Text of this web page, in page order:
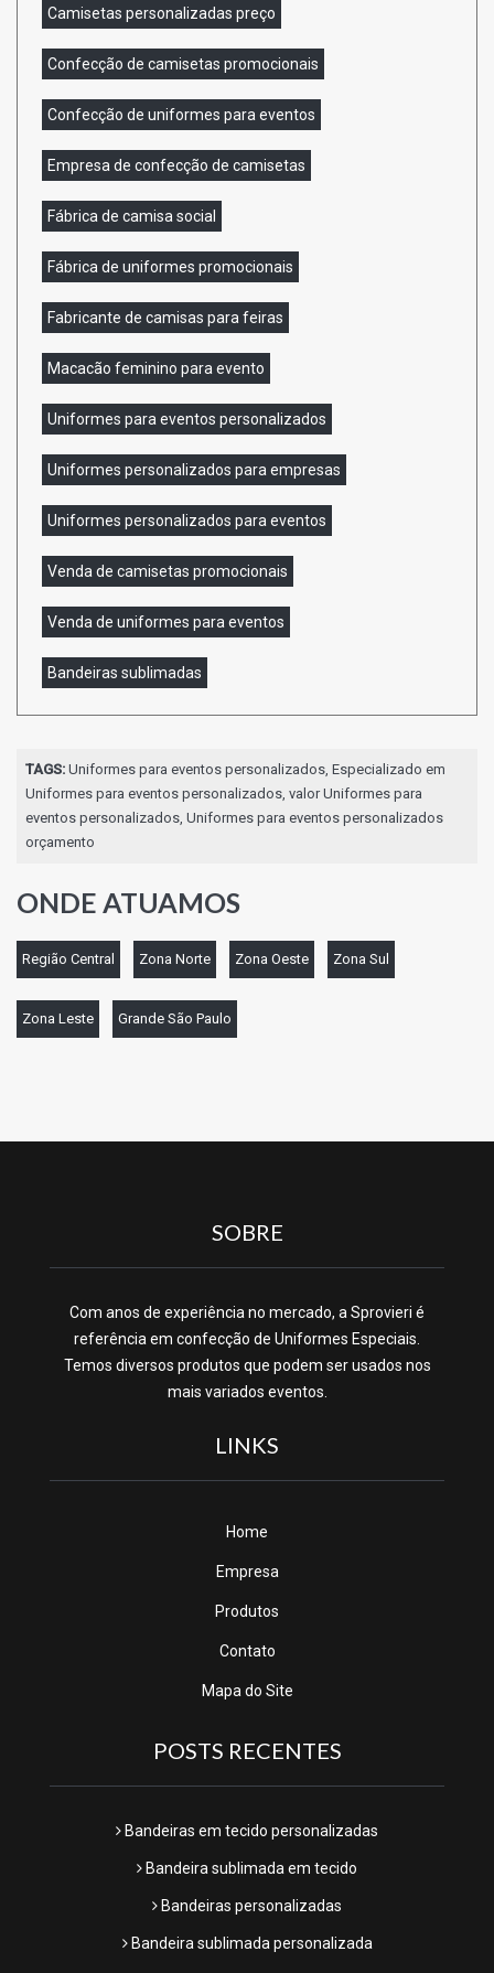
Camisetas personalizadas preço
Confecção de camisetas promocionais
Confecção de uniformes para eventos
Empresa de confecção de camisetas
Fábrica de camisa social
Fábrica de uniformes promocionais
Fabricante de camisas para feiras
Macacão feminino para evento
Uniformes para eventos personalizados
Uniformes personalizados para empresas
Uniformes personalizados para eventos
Venda de camisetas promocionais
Venda de uniformes para eventos
Bandeiras sublimadas
TAGS: Uniformes para eventos personalizados, Especializado em
Uniformes para eventos personalizados, valor Uniformes para
eventos personalizados, Uniformes para eventos personalizados
orçamento
ONDE ATUAMOS
Região Central Zona Norte Zona Oeste Zona Sul
Zona Leste Grande São Paulo
SOBRE
Com anos de experiência no mercado, a Sprovieri é
referência em confecção de Uniformes Especiais.
Temos diversos produtos que podem ser usados nos
mais variados eventos.
LINKS
Home
Empresa
Produtos
Contato
Mapa do Site
POSTS RECENTES
Bandeiras em tecido personalizadas
Bandeira sublimada em tecido
Bandeiras personalizadas
Bandeira sublimada personalizada